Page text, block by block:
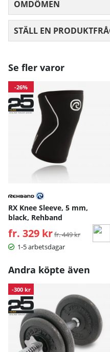
OMDÖMEN
STÄLL EN
Se fler varor
-26%
RX Knee Sleeve, 5 mm,
black, Rehband
fr. 329 kr Ordinarie pris:
fr. 449 kr
1-5 arbetsdagar
Andra köpte även
-300 kr